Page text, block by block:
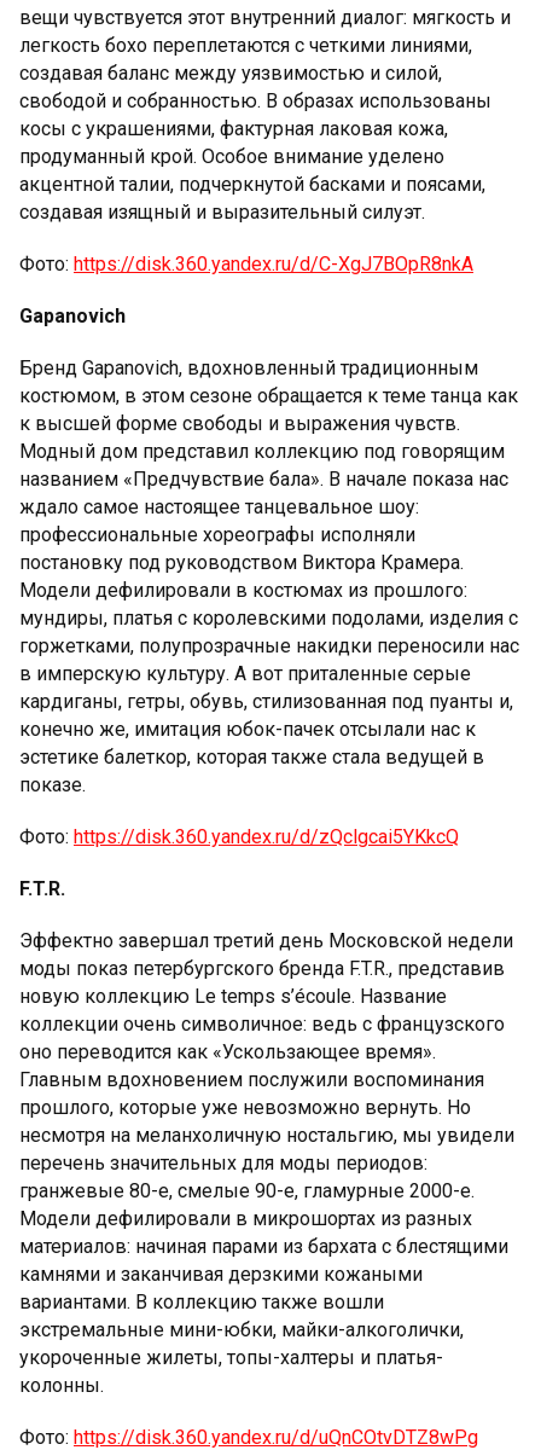
вещи чувствуется этот внутренний диалог: мягкость и
легкость бохо переплетаются с четкими линиями,
создавая баланс между уязвимостью и силой,
свободой и собранностью. В образах использованы
косы с украшениями, фактурная лаковая кожа,
продуманный крой. Особое внимание уделено
акцентной талии, подчеркнутой басками и поясами,
создавая изящный и выразительный силуэт.
Фото: https://disk.360.yandex.ru/d/C-XgJ7BOpR8nkA
Gapanovich
Бренд Gapanovich, вдохновленный традиционным
костюмом, в этом сезоне обращается к теме танца как
к высшей форме свободы и выражения чувств.
Модный дом представил коллекцию под говорящим
названием «Предчувствие бала». В начале показа нас
ждало самое настоящее танцевальное шоу:
профессиональные хореографы исполняли
постановку под руководством Виктора Крамера.
Модели дефилировали в костюмах из прошлого:
мундиры, платья с королевскими подолами, изделия с
горжетками, полупрозрачные накидки переносили нас
в имперскую культуру. А вот приталенные серые
кардиганы, гетры, обувь, стилизованная под пуанты и,
конечно же, имитация юбок-пачек отсылали нас к
эстетике балеткор, которая также стала ведущей в
показе.
Фото: https://disk.360.yandex.ru/d/zQclgcai5YKkcQ
F.T.R.
Эффектно завершал третий день Московской недели
моды показ петербургского бренда F.T.R., представив
новую коллекцию Le temps s’écoule. Название
коллекции очень символичное: ведь с французского
оно переводится как «Ускользающее время».
Главным вдохновением послужили воспоминания
прошлого, которые уже невозможно вернуть. Но
несмотря на меланхоличную ностальгию, мы увидели
перечень значительных для моды периодов:
гранжевые 80-е, смелые 90-е, гламурные 2000-е.
Модели дефилировали в микрошортах из разных
материалов: начиная парами из бархата с блестящими
камнями и заканчивая дерзкими кожаными
вариантами. В коллекцию также вошли
экстремальные мини-юбки, майки-алкоголички,
укороченные жилеты, топы-халтеры и платья-
колонны.
Фото: https://disk.360.yandex.ru/d/uQnCOtvDTZ8wPg